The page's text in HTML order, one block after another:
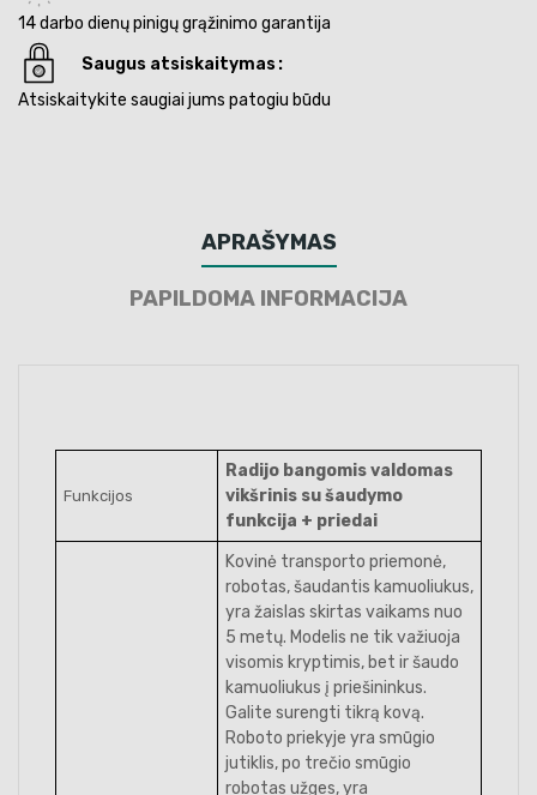
14 darbo dienų pinigų grąžinimo garantija
Saugus atsiskaitymas
Atsiskaitykite saugiai jums patogiu būdu
APRAŠYMAS
PAPILDOMA INFORMACIJA
Funkcijos
Radijo bangomis valdomas
vikšrinis su šaudymo
funkcija + priedai
Kovinė transporto priemonė,
robotas, šaudantis kamuoliukus,
yra žaislas skirtas vaikams nuo
5 metų. Modelis ne tik važiuoja
visomis kryptimis, bet ir šaudo
kamuoliukus į priešininkus.
Galite surengti tikrą kovą.
Roboto priekyje yra smūgio
jutiklis, po trečio smūgio
robotas užges, yra